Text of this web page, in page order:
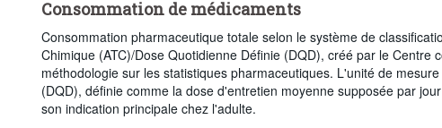
Consommation de médicaments
Consommation pharmaceutique totale selon le système de
Chimique (ATC)/Dose Quotidienne Définie (DQD), créé par le Centre
méthodologie sur les statistiques pharmaceutiques. L'unité de
(DQD), définie comme la dose d'entretien moyenne supposée par
son indication principale chez l'adulte.